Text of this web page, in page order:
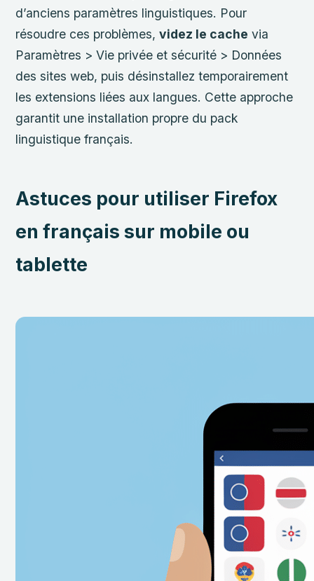
d’anciens paramètres linguistiques. Pour
résoudre ces problèmes,videz le cache via
Paramètres > Vie privée et sécurité > Données
des sites web, puis désinstallez temporairement
les extensions liées aux langues. Cette approche
garantit une installation propre du pack
linguistique français.
Astuces pour utiliser Firefox
en français sur mobile ou
tablette